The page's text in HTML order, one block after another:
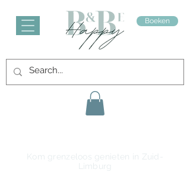
Boeken
Kom grenzeloos genieten in Zuid-
Limburg